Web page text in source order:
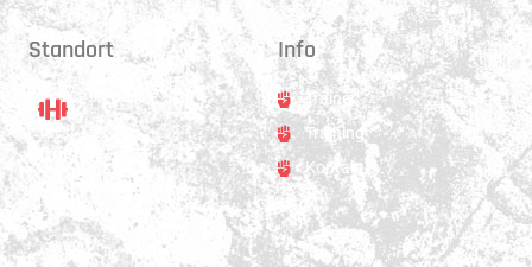
Standort
Standort
Hauptstrasse 31
3250 Lyss
Info
Trainer
Training
Kontakt